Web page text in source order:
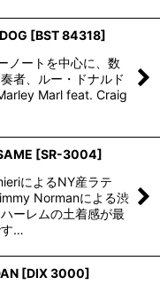
[BST 84318]
ノートを中心に、数
者、ルー・ドナルド
Marl feat. Craig
[SR-3004]
によるNY産ラテ
Normanによる渋
ーレムの土着感が最
す…
[DIX 3000]